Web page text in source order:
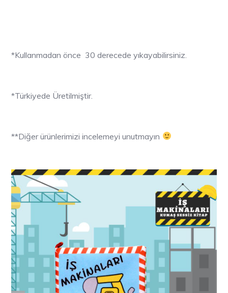
*Kullanmadan önce 30 derecede yıkayabilirsiniz.
*Türkiyede Üretilmiştir.
**Diğer ürünlerimizi incelemeyi unutmayın